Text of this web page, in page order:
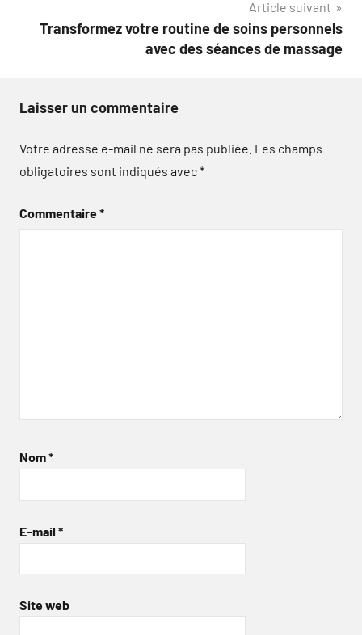
Article suivant
Transformez votre routine de soins personnels
avec des séances de massage
Laisser un commentaire
Votre adresse e-mail ne sera pas publiée. Les champs
obligatoires sont indiqués avec*
Commentaire*
Nom*
E-mail *
Site web